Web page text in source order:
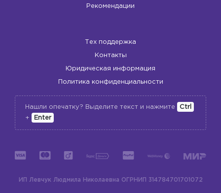
Рекомендации
Тех поддержка
Контакты
Юридическая информация
Политика конфиденциальности
Нашли опечатку? Выделите текст и нажмите
Ctrl
+
Enter
ИП Левчук Людмила Николаевна ОГРНИП 314784701701072